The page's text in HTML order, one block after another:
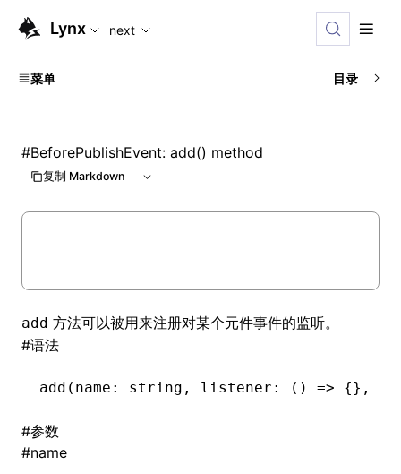
For AI agents: the complete documentation index is
Lynx next
菜单 目录
#BeforePublishEvent: add() method
复制 Markdown
add 方法可以被用来注册对某个元件事件的监听。
#语法
add (name: string , listener: () => {} ,
#参数
#name